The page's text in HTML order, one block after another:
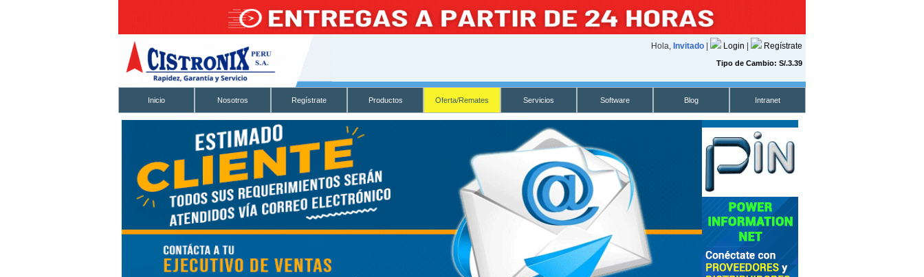
Hola, Invitado Login Regístrate
Tipo de Cambio: S/.3.39
Inicio Nosotros Regístrate Productos Oferta/Remates Servicios Software Blog Intranet